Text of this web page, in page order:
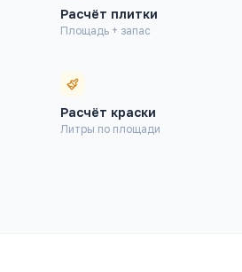
Расчёт плитки
Площадь + запас
Расчёт краски
Литры по площади